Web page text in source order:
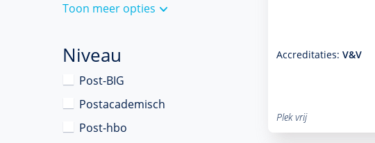
Toon meer opties
Niveau
Post-BIG
Postacademisch
Post-hbo
Accreditaties: V&V
Plek vrij